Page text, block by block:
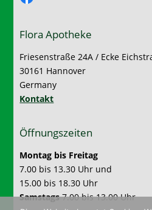
Flora Apotheke
Friesenstraße 24A / Ecke
30161 Hannover
Germany
Kontakt
Öffnungszeiten
Montag bis Freitag
7.00 bis 13.30 Uhr und
15.00 bis 18.30 Uhr
Samstags7.00 bis 13.00 Uhr